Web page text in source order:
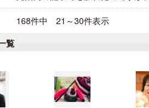
168件中 21～30件表示
覧